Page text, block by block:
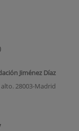
Jiménez Díaz
28003-Madrid